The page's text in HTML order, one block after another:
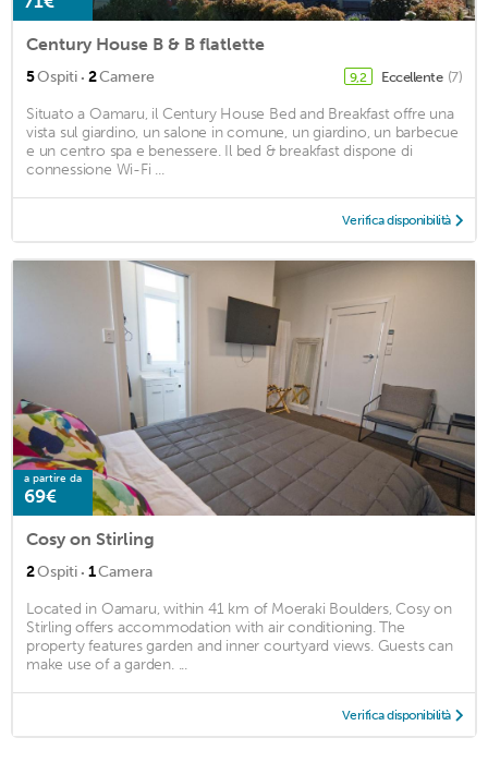
Century House B & B flatlette
5Ospiti · 2Camere 9,2 Eccellente (7)
Situato a Oamaru, il Century House Bed and Breakfast offre una
vista sul giardino, un salone in comune, un giardino, un barbecue
e un centro spa e benessere. Il bed & breakfast dispone di
connessione Wi-Fi ...
Verifica disponibilità
a partire da
69€
Cosy on Stirling
2Ospiti · 1Camera
Located in Oamaru, within 41 km of Moeraki Boulders, Cosy on
Stirling offers accommodation with air conditioning. The
property features garden and inner courtyard views. Guests can
make use of a garden. ...
Verifica disponibilità